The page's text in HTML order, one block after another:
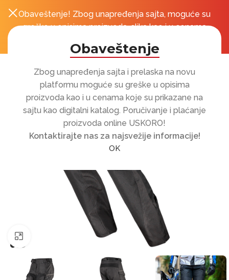
Obaveštenje
Zbog unapređenja sajta i prelaska na novu
platformu moguće su greške u opisima
proizvoda kao i u cenama koje su prikazane na
sajtu kao digitalni katalog. Poručivanje i plaćanje
proizvoda online USKORO!
Kontaktirajte nas za najsvežije informacije!
OK
Obaveštenje! Zbog unapređenja sajta, moguće su
greške u opisima proizvoda, slika kao i u cenama